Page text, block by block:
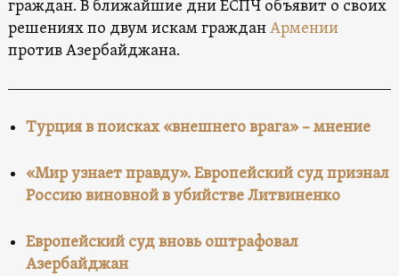
граждан. В ближайшие дни ЕСПЧ объявит о своих
решениях по двум искам гражданАрмении
против Азербайджана.
Турция в поисках «внешнего врага» – мнение
«Мир узнает правду». Европейский суд признал
Россию виновной в убийстве Литвиненко
Европейский суд вновь оштрафовал
Азербайджан